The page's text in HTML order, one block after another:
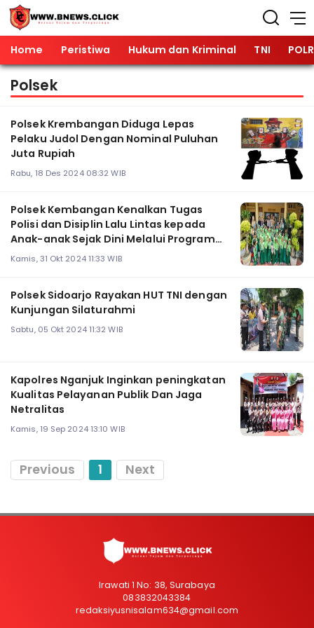
Home Peristiwa Hukum dan Kriminal TNI
Polsek
Polsek Krembangan Diduga Lepas
Pelaku Judol Dengan Nominal Puluhan
Juta Rupiah
Rabu, 18 Des 2024 08:32 WIB
Polsek Kembangan Kenalkan Tugas
Polisi dan Disiplin Lalu Lintas kepada
Anak-anak Sejak Dini Melalui Program
POLSANAK
Kamis, 31 Okt 2024 11:33 WIB
Polsek Sidoarjo Rayakan HUT TNI dengan
Kunjungan Silaturahmi
Sabtu, 05 Okt 2024 11:32 WIB
Kapolres Nganjuk Inginkan peningkatan
Kualitas Pelayanan Publik Dan Jaga
Netralitas
Kamis, 19 Sep 2024 13:10 WIB
Previous 1 Next
Irawati 1 No: 38, Surabaya
083832043384
redaksiyusnisalam634@gmail.com